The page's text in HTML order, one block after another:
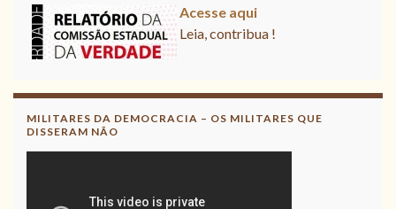
Leia, contribua !
MILITARES DA DEMOCRACIA – OS MILITARES QUE
DISSERAM NÃO